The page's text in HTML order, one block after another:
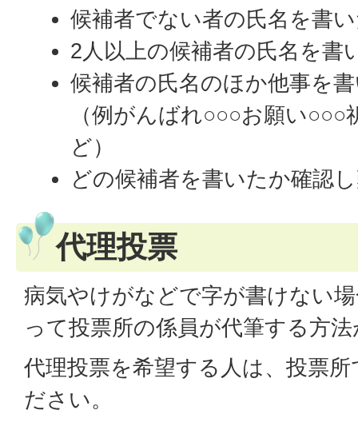
候補者でない者の氏名を書
2人以上の候補者の氏名を書
候補者の氏名のほか他事を
（例がんばれ○○○お願い
ど）
どの候補者を書いたか確認
代理投票
病気やけがなどで字が書けない
って投票所の係員が代筆する方
代理投票を希望する人は、投票
ださい。